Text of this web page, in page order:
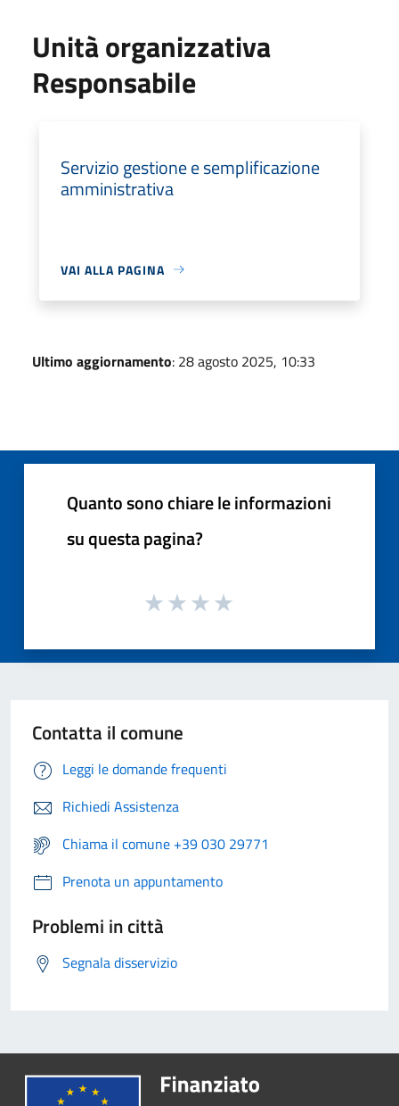
Unità organizzativa
Responsabile
Servizio gestione e semplificazione
amministrativa
VAI ALLA PAGINA
Ultimo aggiornamento: 28 agosto 2025, 10:33
Quanto sono chiare le informazioni
su questa pagina?
Contatta il comune
Leggi le domande frequenti
Richiedi Assistenza
Chiama il comune +39 030 29771
Prenota un appuntamento
Problemi in città
Segnala disservizio